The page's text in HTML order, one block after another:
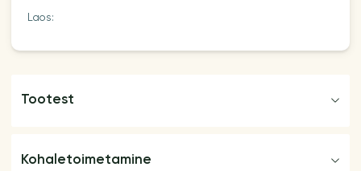
Laos:
Tootest
Kohaletoimetamine